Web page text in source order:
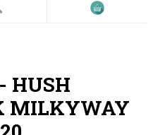
HUSH
MILKYWAY